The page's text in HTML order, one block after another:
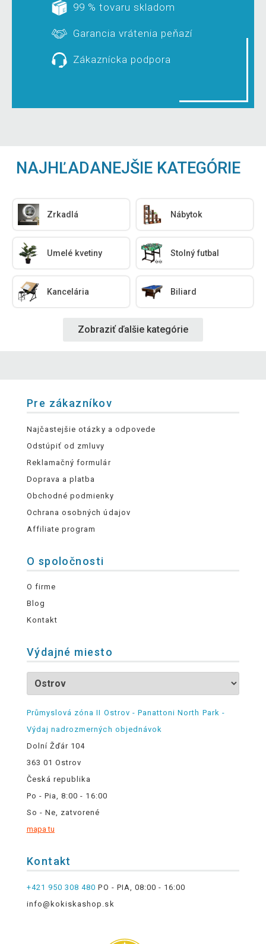
99 % tovaru skladom
Garancia vrátenia peňazí
Zákaznícka podpora
NAJHĽADANEJŠIE KATEGÓRIE
Zrkadlá Nábytok
Umelé kvetiny Stolný futbal
Kancelária Biliard
Zobraziť ďalšie kategórie
Pre zákazníkov
Najčastejšie otázky a odpovede
Odstúpiť od zmluvy
Reklamačný formulár
Doprava a platba
Obchodné podmienky
Ochrana osobných údajov
Affiliate program
O spoločnosti
O firme
Blog
Kontakt
Výdajné miesto
Průmyslová zóna II Ostrov - Panattoni North Park -
Výdaj nadrozmerných objednávok
Dolní Žďár 104
363 01 Ostrov
Česká republika
Po - Pia, 8:00 - 16:00
So - Ne, zatvorené
mapa tu
Kontakt
+421 950 308 480 PO - PIA, 08:00 - 16:00
info@kokiskashop.sk